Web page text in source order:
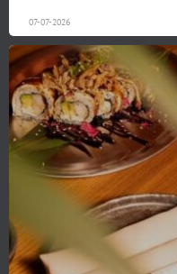
07-07-2026